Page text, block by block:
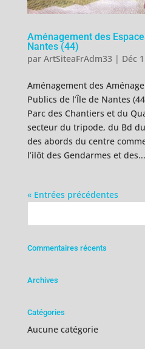
Aménagement des
Nantes (44)
par ArtSiteaFrAdm33 | Déc
Aménagement des
Publics de l’Île de Nantes
Parc des Chantiers et du
secteur du tripode, du Bd
des abords du centre
l’ilôt des Gendarmes et des...
« Entrées précédentes
Commentaires récents
Archives
Catégories
Aucune catégorie